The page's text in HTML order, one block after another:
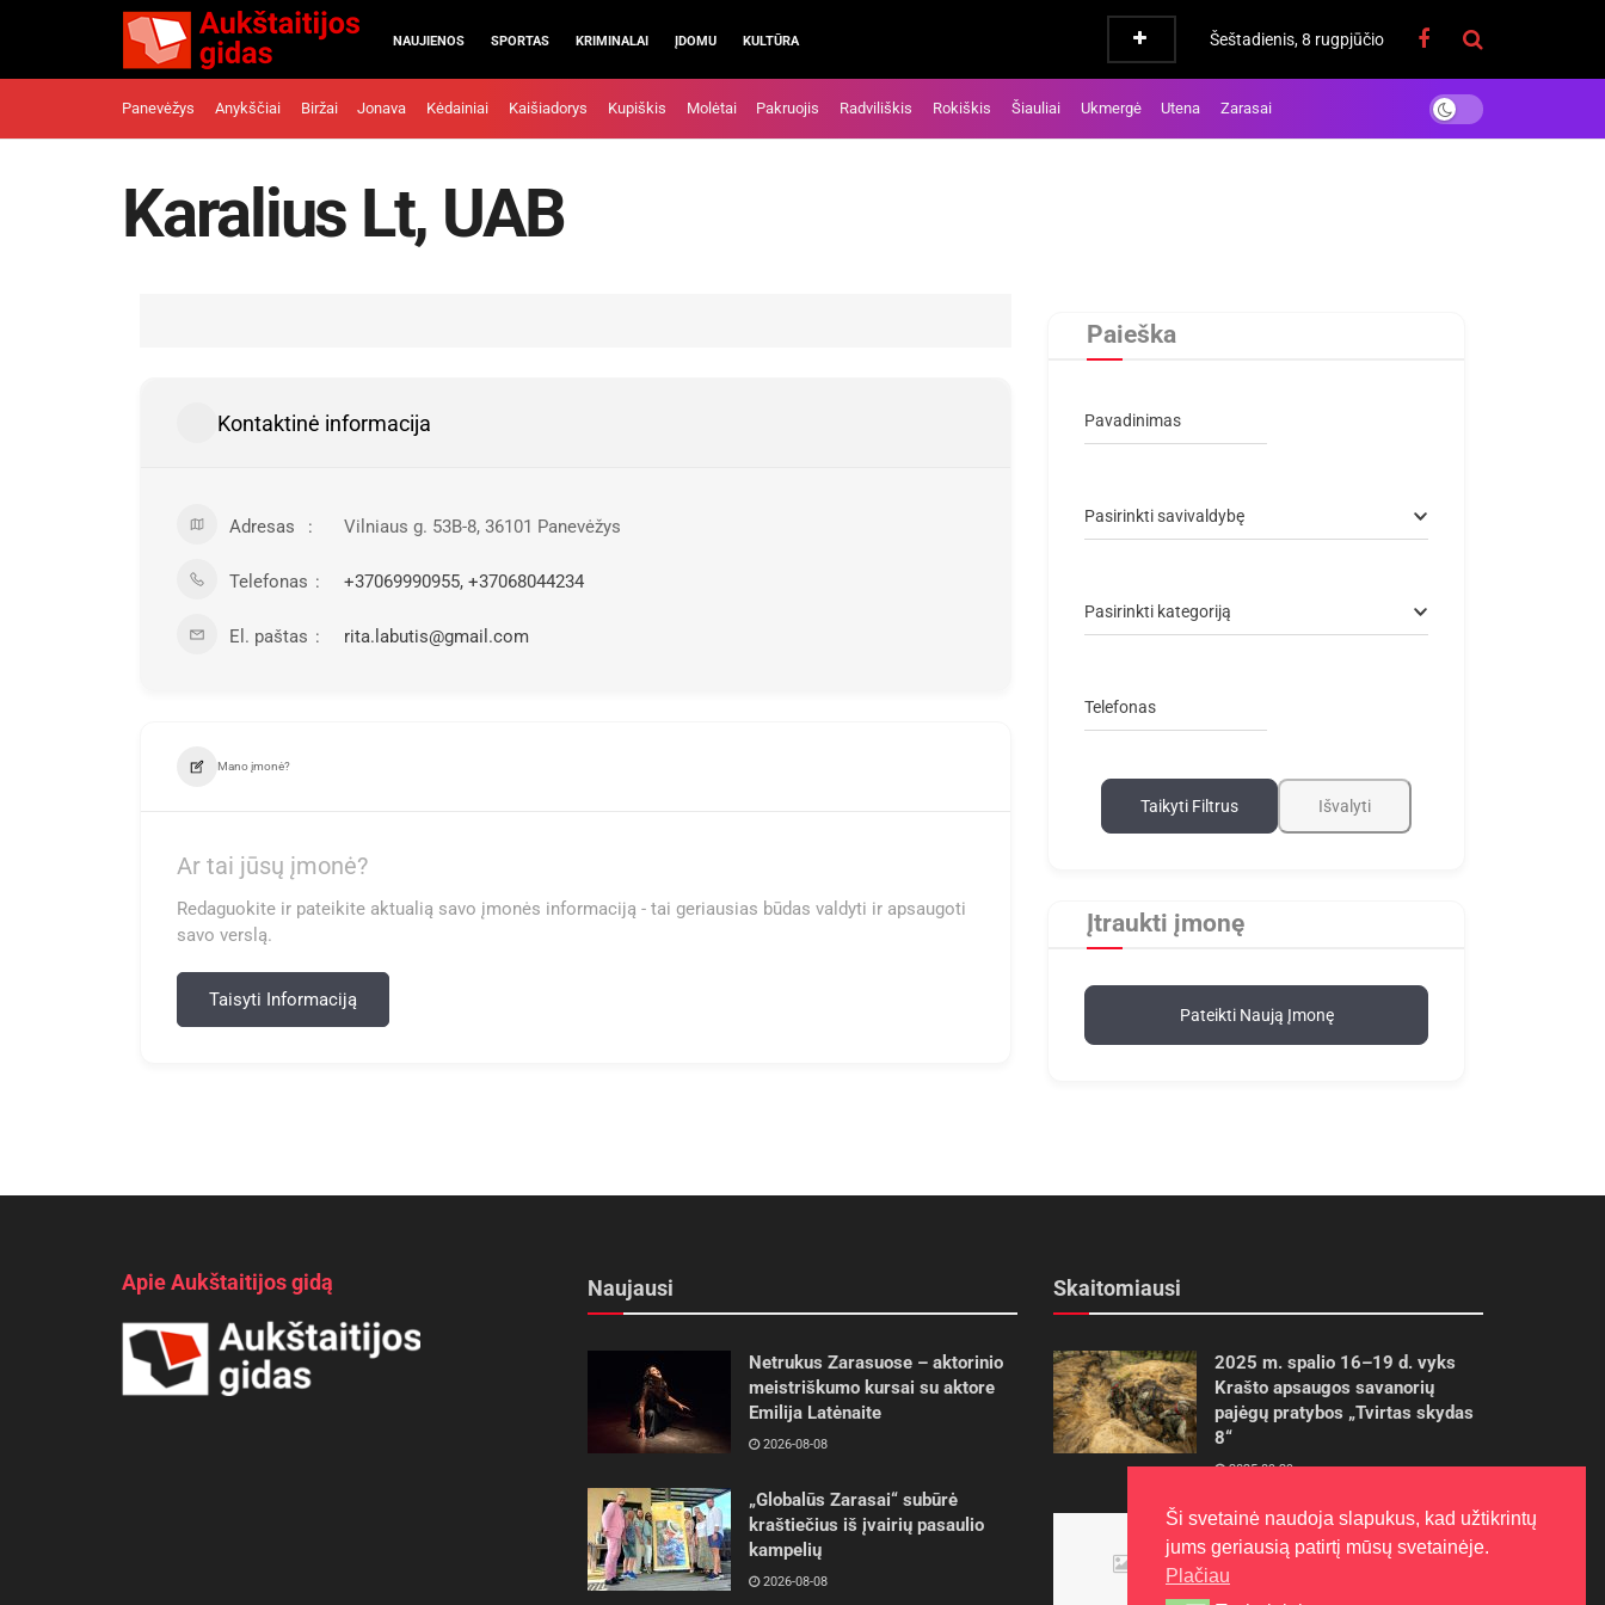
NAUJIENOS SPORTAS KRIMINALAI ĮDOMU KULTŪRA Šeštadienis, 8 rugpjūčio
Panevėžys Anykščiai Biržai Jonava Kėdainiai Kaišiadorys Kupiškis Molėtai Pakruojis Radviliškis Rokiškis Šiauliai Ukmergė Utena Zarasai
Karalius Lt, UAB
Kontaktinė informacija
Adresas Vilniaus g. 53B-8, 36101 Panevėžys
Telefonas +37069990955, +37068044234
El. paštas rita.labutis@gmail.com
Mano įmonė?
Ar tai jūsų įmonė?
Redaguokite ir pateikite aktualią savo įmonės informaciją - tai geriausias būdas valdyti ir apsaugoti
savo verslą.
Taisyti Informaciją
Paieška
Pavadinimas
Pasirinkti savivaldybę
Pasirinkti kategoriją
Telefonas
Taikyti Filtrus Išvalyti
Įtraukti įmonę
Pateikti Naują Įmonę
Apie Aukštaitijos gidą Naujausi
Netrukus Zarasuose – aktorinio
meistriškumo kursai su aktore
Emilija Latėnaite
2026-08-08
„Globalūs Zarasai“ subūrė
kraštiečius iš įvairių pasaulio
kampelių
2026-08-08
Skaitomiausi
2025 m. spalio 16–19 d. vyks
Krašto apsaugos savanorių
pajėgų pratybos „Tvirtas skydas
8“
2025-09-29
Panevėžietės tarptautinėje
programoje siekia aukso
2015-10-30
Ši svetainė naudoja slapukus, kad užtikrintų
jums geriausią patirtį mūsų svetainėje.
Plačiau